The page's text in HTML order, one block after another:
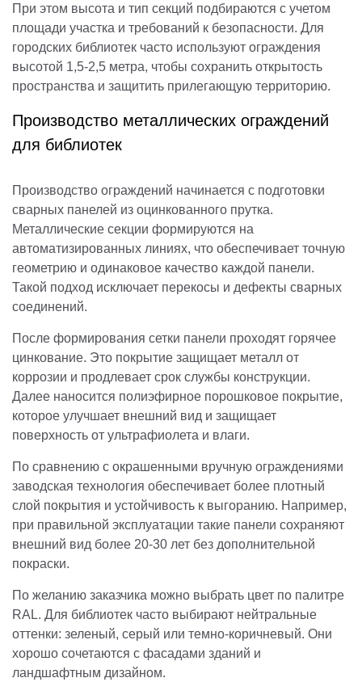
При этом высота и тип секций подбираются с учетом
площади участка и требований к безопасности. Для
городских библиотек часто используют ограждения
высотой 1,5-2,5 метра, чтобы сохранить открытость
пространства и защитить прилегающую территорию.
Производство металлических ограждений
для библиотек
Производство ограждений начинается с подготовки
сварных панелей из оцинкованного прутка.
Металлические секции формируются на
автоматизированных линиях, что обеспечивает точную
геометрию и одинаковое качество каждой панели.
Такой подход исключает перекосы и дефекты сварных
соединений.
После формирования сетки панели проходят горячее
цинкование. Это покрытие защищает металл от
коррозии и продлевает срок службы конструкции.
Далее наносится полиэфирное порошковое покрытие,
которое улучшает внешний вид и защищает
поверхность от ультрафиолета и влаги.
По сравнению с окрашенными вручную ограждениями
заводская технология обеспечивает более плотный
слой покрытия и устойчивость к выгоранию. Например,
при правильной эксплуатации такие панели сохраняют
внешний вид более 20-30 лет без дополнительной
покраски.
По желанию заказчика можно выбрать цвет по палитре
RAL. Для библиотек часто выбирают нейтральные
оттенки: зеленый, серый или темно-коричневый. Они
хорошо сочетаются с фасадами зданий и
ландшафтным дизайном.